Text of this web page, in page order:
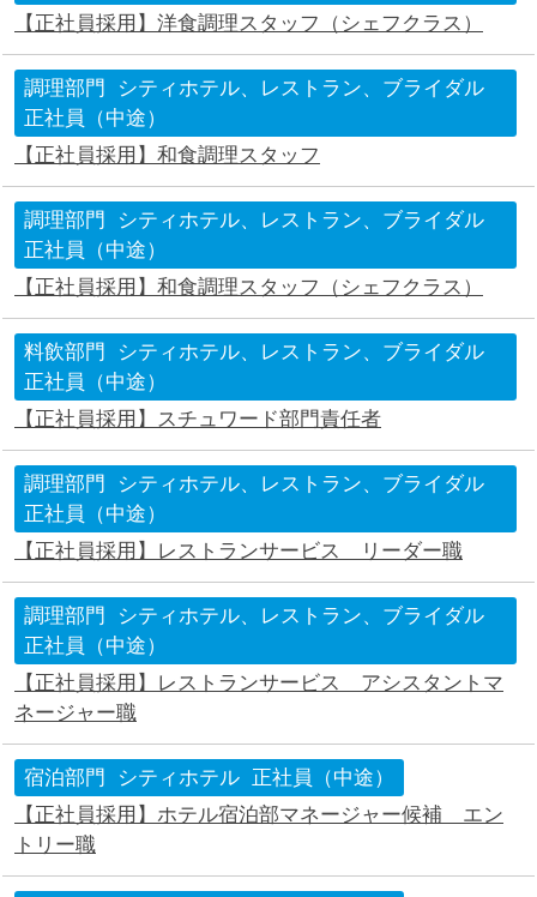
【正社員採用】洋食調理スタッフ（シェフクラス）
調理部門
シティホテル、レストラン、ブライダル
正社員（中途）
【正社員採用】和食調理スタッフ
調理部門
シティホテル、レストラン、ブライダル
正社員（中途）
【正社員採用】和食調理スタッフ（シェフクラス）
料飲部門
シティホテル、レストラン、ブライダル
正社員（中途）
【正社員採用】スチュワード部門責任者
調理部門
シティホテル、レストラン、ブライダル
正社員（中途）
【正社員採用】レストランサービス リーダー職
調理部門
シティホテル、レストラン、ブライダル
正社員（中途）
【正社員採用】レストランサービス アシスタントマ
ネージャー職
宿泊部門 シティホテル
正社員（中途）
【正社員採用】ホテル宿泊部マネージャー候補 エン
トリー職